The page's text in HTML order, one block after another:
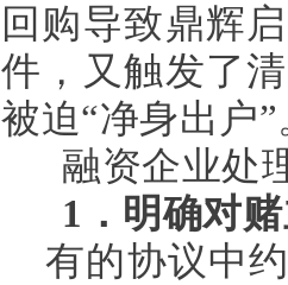
回购导致鼎辉
件，又触发了
被迫“净身出户”
融资企业处
1．明确对
有的协议中